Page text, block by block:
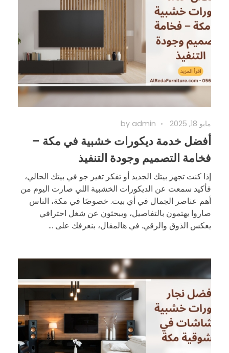
مايو 18, 2025 by admin
أفضل خدمة ديكورات خشبية في مكة –
فخامة التصميم وجودة التنفيذ
إذا كنت تجهز بيتك الجديد أو تفكر تغير جو في بيتك الحالي،
فأكيد سمعت عن الديكورات الخشبية اللي صارت اليوم من
أهم عناصر الجمال في أي بيت. خصوصًا في مكة، الناس
صاروا يهتمون بالتفاصيل، ويبحثون عن شغل احترافي
يعكس الذوق والرقي. في هالمقال، بنعرفك على ...